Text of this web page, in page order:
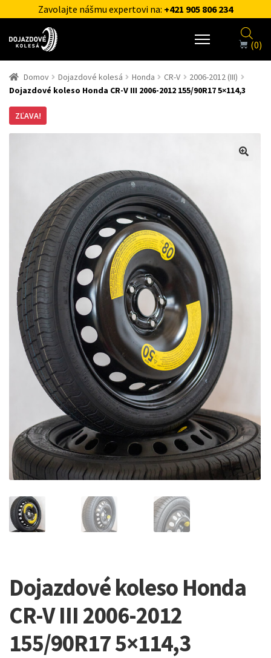
Zavolajte nášmu expertovi na: +421 905 806 234
(0)
Domov Dojazdové kolesá Honda CR-V
2006-2012 (III)
Dojazdové koleso Honda CR-V III 2006-2012 155/90R17 5×114,3
ZĽAVA!
Dojazdové koleso Honda
CR-V III 2006-2012
155/90R17 5×114,3